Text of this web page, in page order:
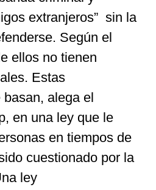
extranjeros” sin la
Según el
ellos no tienen
Estas
alega el
en una ley que le
en tiempos de
cuestionado por la
ley